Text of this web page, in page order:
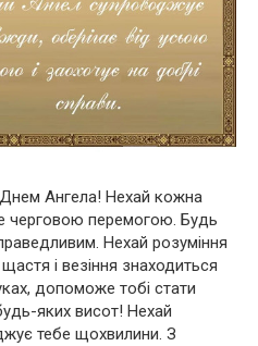
Ангела! Нехай кожна
черговою перемогою. Будь
Нехай розуміння
і везіння знаходиться
допоможе тобі стати
яких висот! Нехай
тебе щохвилини. З